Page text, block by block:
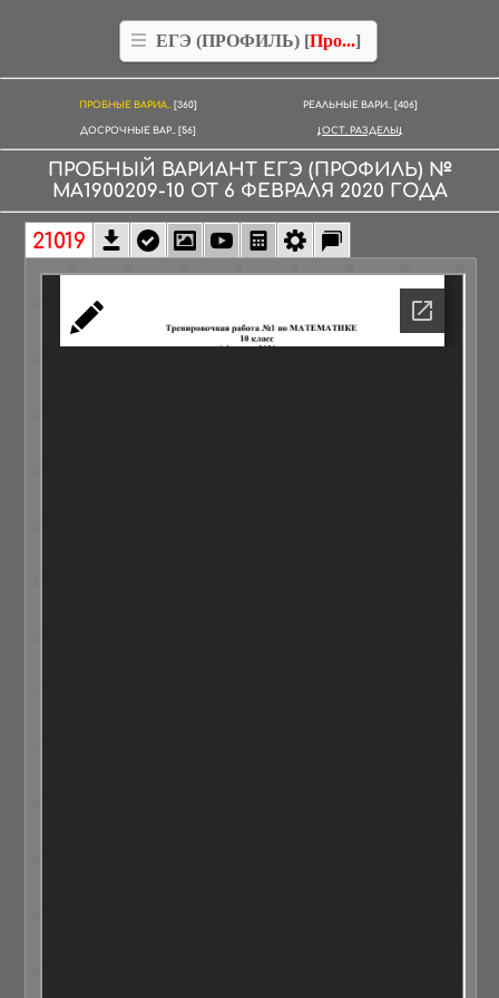
ЕГЭ (ПРОФИЛЬ) [Про...]
ПРОБНЫЕ ВАРИА.. [360] РЕАЛЬНЫЕ ВАРИ.. [406]
ДОСРОЧНЫЕ ВАР.. [56] ОСТ. РАЗДЕЛЫ
ПРОБНЫЙ ВАРИАНТ ЕГЭ (ПРОФИЛЬ) №
МА1900209-10 ОТ 6 ФЕВРАЛЯ 2020 ГОДА
21019